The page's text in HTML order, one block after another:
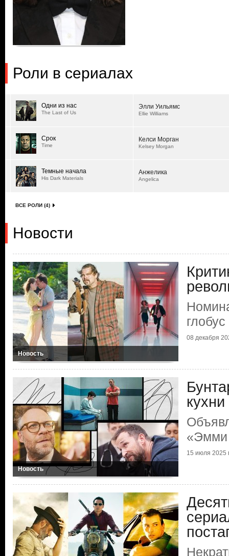
Роли в сериалах
Одни из нас
The Last of Us
Элли Уильямс
Ellie Williams
Срок
Time
Келси Морган
Kelsey Morgan
Темные начала
His Dark Materials
Анжелика
Angelica
ВСЕ РОЛИ (4)
Новости
Новость
08 декабря
Новость
15 июля 2025